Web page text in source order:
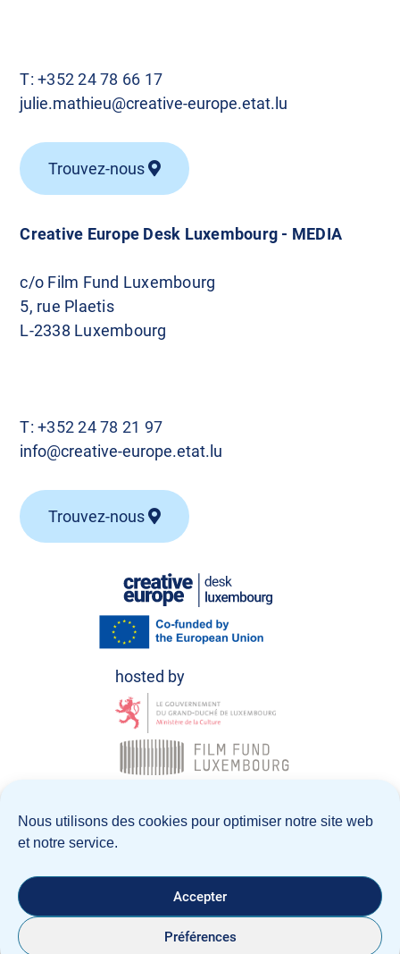
Nous utilisons des cookies pour optimiser notre site web
et notre service.
Accepter
Préférences
Creative Europe Desk Luxembourg - MEDIA
c/o Film Fund Luxembourg
5, rue Plaetis
L-2338 Luxembourg
T:+352 24 78 21 97
info@creative-europe.etat.lu
Trouvez-nous
T:+352 24 78 66 17
julie.mathieu@creative-europe.etat.lu
Trouvez-nous
© Creative Europe Desk Luxembourg 2026